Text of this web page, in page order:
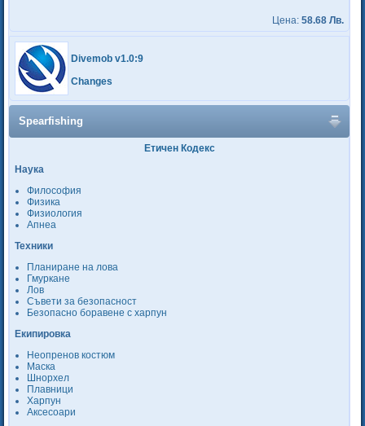
Цена: 58.68 Лв.
Divemob v1.0:9
Changes
Spearfishing
Етичен Кодекс
Наука
Философия
Физика
Физиология
Апнеа
Техники
Планиране на лова
Гмуркане
Лов
Съвети за безопасност
Безопасно боравене с харпун
Екипировка
Неопренов костюм
Маска
Шнорхел
Плавници
Харпун
Аксесоари